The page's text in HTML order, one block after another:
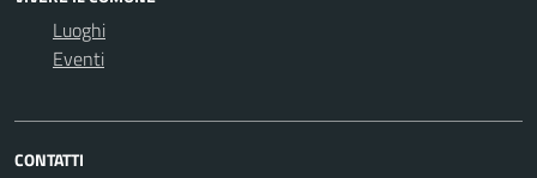
Luoghi
Eventi
CONTATTI